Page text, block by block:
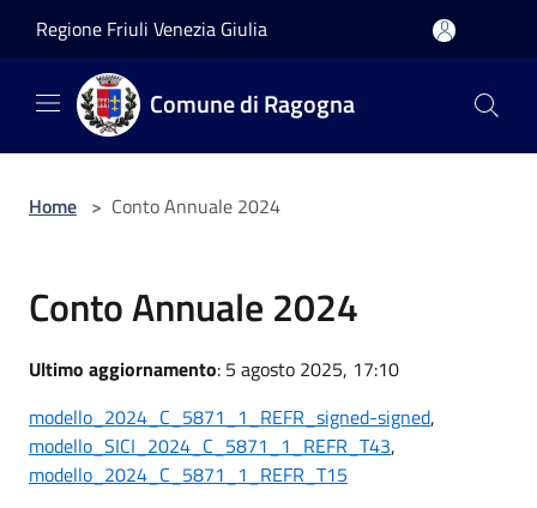
Regione Friuli Venezia Giulia
Comune di Ragogna
Home > Conto Annuale 2024
Conto Annuale 2024
Ultimo aggiornamento: 5 agosto 2025, 17:10
modello_2024_C_5871_1_REFR_signed-signed,
modello_SICI_2024_C_5871_1_REFR_T43,
modello_2024_C_5871_1_REFR_T15